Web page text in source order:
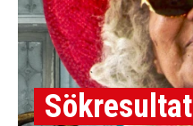
Sökresultat